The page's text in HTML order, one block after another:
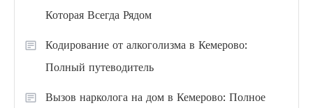
Которая Всегда Рядом
Кодирование от алкоголизма в Кемерово:
Полный путеводитель
Вызов нарколога на дом в Кемерово: Полное